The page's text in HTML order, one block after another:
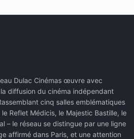
Dulac Cinémas œuvre avec
diffusion du cinéma indépendant
cinq salles emblématiques
le Reflet Médicis, le Majestic Bastille, le
– le réseau se distingue par une ligne
affirmé dans Paris, et une attention